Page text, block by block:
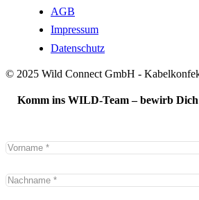
AGB
Impressum
Datenschutz
© 2025 Wild Connect GmbH -
Komm ins WILD-Team – bewirb